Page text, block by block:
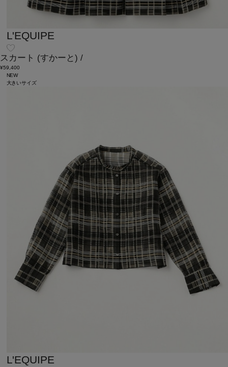
L'EQUIPE
スカート (すかーと) /
¥59,400
NEW
大きいサイズ
L'EQUIPE